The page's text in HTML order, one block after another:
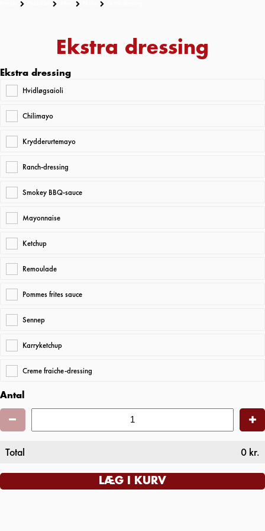
Ekstra dressing
Ekstra dressing
Hvidløgsaioli
Chilimayo
Krydderurtemayo
Ranch-dressing
Smokey BBQ-sauce
Mayonnaise
Ketchup
Remoulade
Pommes frites sauce
Sennep
Karryketchup
Creme fraiche-dressing
Antal
Total 0 kr.
LÆG I KURV